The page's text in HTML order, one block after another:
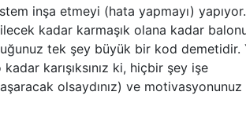
inşa etmeyi (hata yapmayı) yapıyor.
kadar karmaşık olana kadar
tek şey büyük bir kod demetidir.
karışıksınız ki, hiçbir şey işe
olsaydınız) ve motivasyonunuz